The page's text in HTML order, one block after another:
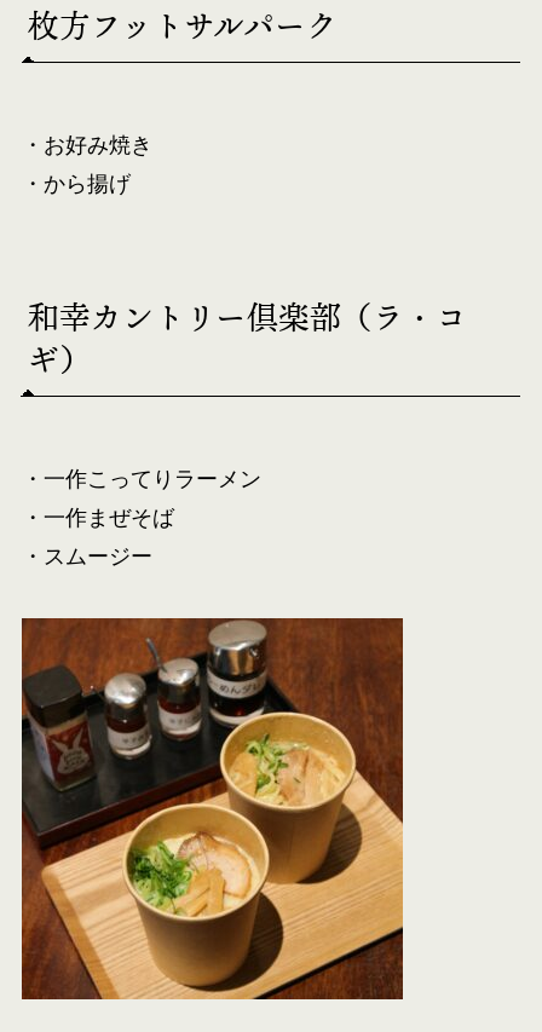
枚方フットサルパーク
・お好み焼き
・から揚げ
和幸カントリー倶楽部（ラ・コ
ギ）
・一作こってりラーメン
・一作まぜそば
・スムージー